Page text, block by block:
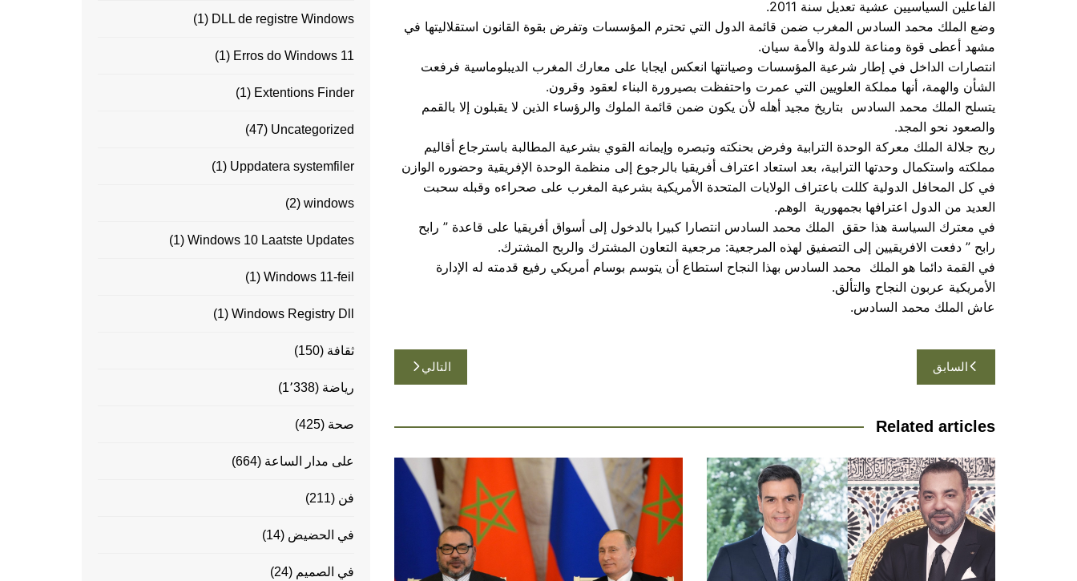
الفاعلين السياسيين عشية تعديل سنة 2011.
وضع الملك محمد السادس المغرب ضمن قائمة الدول التي تحترم المؤسسات وتفرض بقوة القانون استقلاليتها في
مشهد أعطى قوة ومناعة للدولة والأمة سيان.
انتصارات الداخل في إطار شرعية المؤسسات وصيانتها انعكس ايجابا على معارك المغرب الديبلوماسية فرفعت
الشأن والهمة، أنها مملكة العلويين التي عمرت واحتفظت بصيرورة البناء لعقود وقرون.
يتسلح الملك محمد السادس بتاريخ مجيد أهله لأن يكون ضمن قائمة الملوك والرؤساء الذين لا يقبلون إلا بالقمم
والصعود نحو المجد.
ربح جلالة الملك معركة الوحدة الترابية وفرض بحنكته وتبصره وإيمانه القوي بشرعية المطالبة باسترجاع أقاليم
مملكته واستكمال وحدتها الترابية، بعد استعاد اعتراف أفريقيا بالرجوع إلى منظمة الوحدة الإفريقية وحضوره الوازن
في كل المحافل الدولية كللت باعتراف الولايات المتحدة الأمريكية بشرعية المغرب على صحراءه وقبله سحبت
العديد من الدول اعترافها بجمهورية الوهم.
في معترك السياسة هذا حقق الملك محمد السادس انتصارا كبيرا بالدخول إلى أسواق أفريقيا على قاعدة ” رابح
رابح ” دفعت الافريقيين إلى التصفيق لهذه المرجعية: مرجعية التعاون المشترك والربح المشترك.
في القمة دائما هو الملك محمد السادس بهذا النجاح استطاع أن يتوسم بوسام أمريكي رفيع قدمته له الإدارة
الأمريكية عربون النجاح والتألق.
عاش الملك محمد السادس.
تصفّح
المقالات
السابق التالي
Related articles
DLL de registre Windows
(1)
Erros do Windows 11
(1)
Extentions Finder
(1)
Uncategorized
(47)
Uppdatera systemfiler
(1)
windows
(2)
Windows 10 Laatste Updates
(1)
Windows 11-feil
(1)
Windows Registry Dll
(1)
ثقافة (150)
رياضة (1٬338)
صحة (425)
على مدار الساعة (664)
فن (211)
في الحضيض (14)
في الصميم (24)